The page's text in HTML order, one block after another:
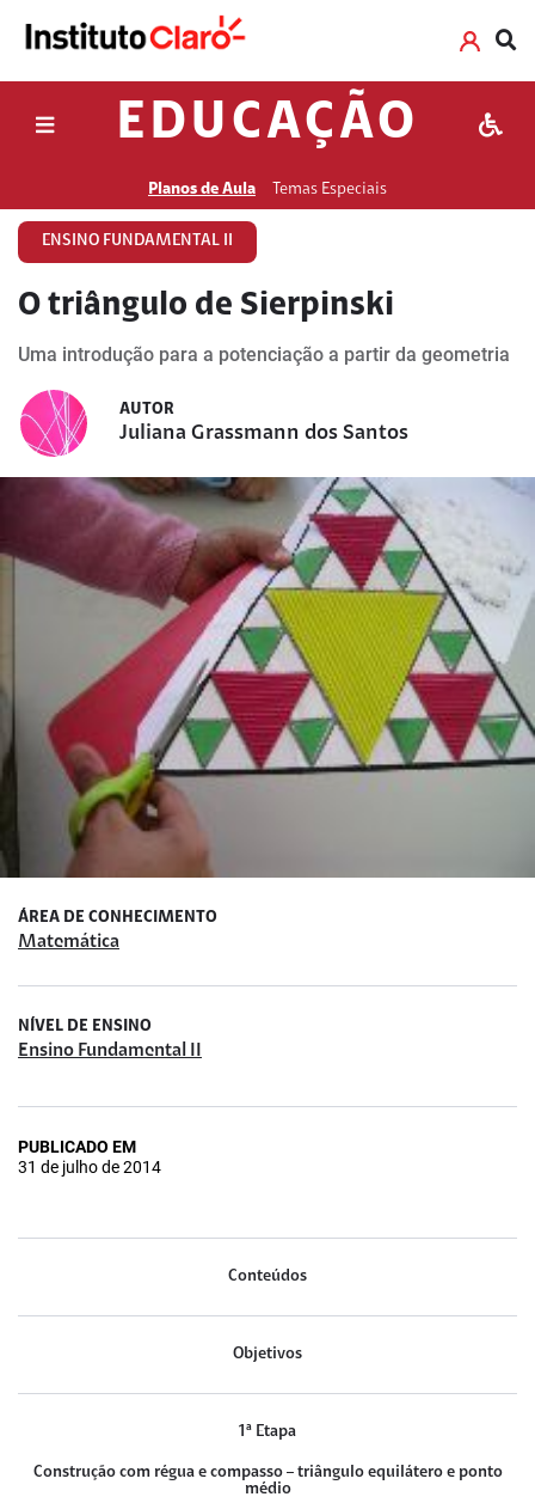
EDUCAÇÃO
Planos de Aula Temas Especiais
ENSINO FUNDAMENTAL II
O triângulo de Sierpinski
Uma introdução para a potenciação a partir da geometria
AUTOR
Juliana Grassmann dos Santos
ÁREA DE CONHECIMENTO
Matemática
NÍVEL DE ENSINO
Ensino Fundamental II
PUBLICADO EM
31 de julho de 2014
Conteúdos
Objetivos
1ª Etapa
Construção com régua e compasso – triângulo equilátero e ponto
médio